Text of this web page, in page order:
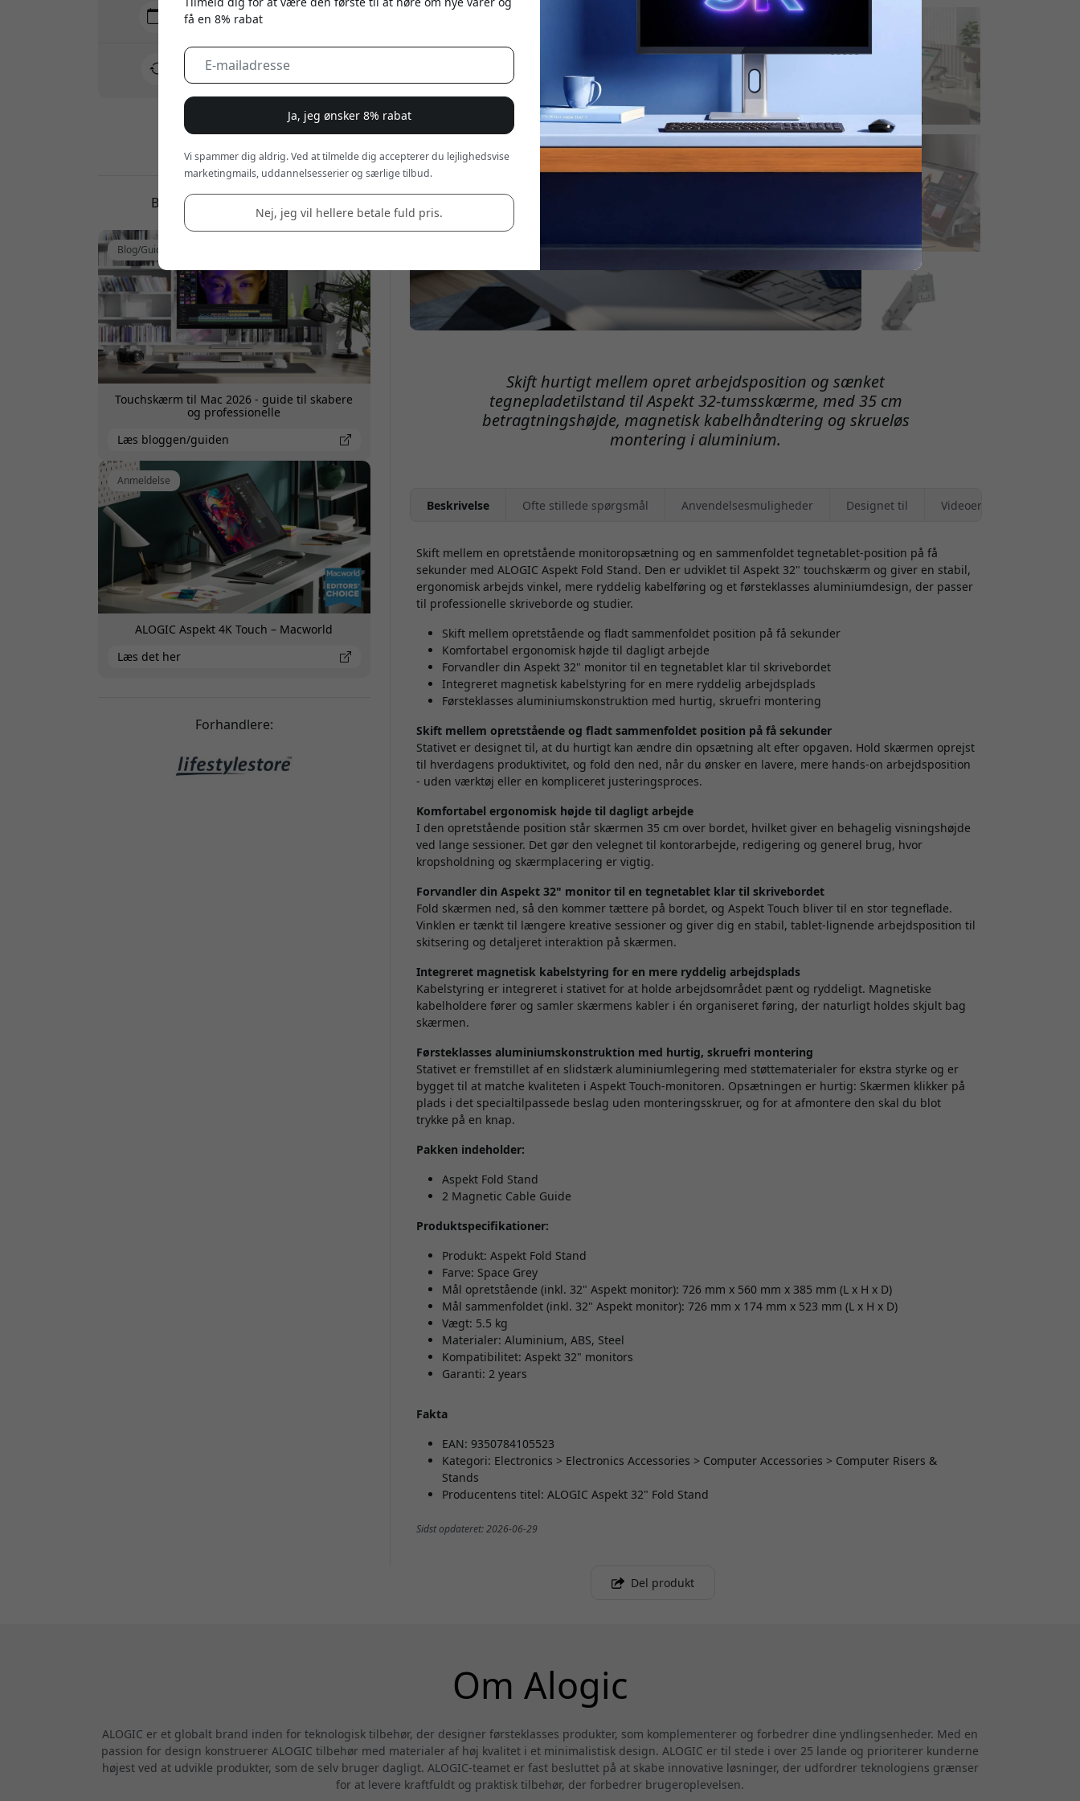
Skift hurtigt mellem opret arbejdsposition og sænket
tegnepladetilstand til Aspekt 32-tumsskærme, med 35 cm
betragtningshøjde, magnetisk kabelhåndtering og skrueløs
montering i aluminium.
Beskrivelse Ofte stillede spørgsmål Anvendelsesmuligheder Designet til Videoer
Skift mellem en opretstående monitoropsætning og en sammenfoldet tegnetablet-position på få
sekunder med ALOGIC Aspekt Fold Stand. Den er udviklet til Aspekt 32" touchskærm og giver en stabil,
ergonomisk arbejds vinkel, mere ryddelig kabelføring og et førsteklasses aluminiumdesign, der passer
til professionelle skriveborde og studier.
Skift mellem opretstående og fladt sammenfoldet position på få sekunder
Komfortabel ergonomisk højde til dagligt arbejde
Forvandler din Aspekt 32" monitor til en tegnetablet klar til skrivebordet
Integreret magnetisk kabelstyring for en mere ryddelig arbejdsplads
Førsteklasses aluminiumskonstruktion med hurtig, skruefri montering
Skift mellem opretstående og fladt sammenfoldet position på få sekunder
Stativet er designet til, at du hurtigt kan ændre din opsætning alt efter opgaven. Hold skærmen oprejst
til hverdagens produktivitet, og fold den ned, når du ønsker en lavere, mere hands-on arbejdsposition
- uden værktøj eller en kompliceret justeringsproces.
Komfortabel ergonomisk højde til dagligt arbejde
I den opretstående position står skærmen 35 cm over bordet, hvilket giver en behagelig visningshøjde
ved lange sessioner. Det gør den velegnet til kontorarbejde, redigering og generel brug, hvor
kropsholdning og skærmplacering er vigtig.
Forvandler din Aspekt 32" monitor til en tegnetablet klar til skrivebordet
Fold skærmen ned, så den kommer tættere på bordet, og Aspekt Touch bliver til en stor tegneflade.
Vinklen er tænkt til længere kreative sessioner og giver dig en stabil, tablet-lignende arbejdsposition til
skitsering og detaljeret interaktion på skærmen.
Integreret magnetisk kabelstyring for en mere ryddelig arbejdsplads
Kabelstyring er integreret i stativet for at holde arbejdsområdet pænt og ryddeligt. Magnetiske
kabelholdere fører og samler skærmens kabler i én organiseret føring, der naturligt holdes skjult bag
skærmen.
Førsteklasses aluminiumskonstruktion med hurtig, skruefri montering
Stativet er fremstillet af en slidstærk aluminiumlegering med støttematerialer for ekstra styrke og er
bygget til at matche kvaliteten i Aspekt Touch-monitoren. Opsætningen er hurtig: Skærmen klikker på
plads i det specialtilpassede beslag uden monteringsskruer, og for at afmontere den skal du blot
trykke på en knap.
Pakken indeholder:
Aspekt Fold Stand
2 Magnetic Cable Guide
Produktspecifikationer:
Produkt: Aspekt Fold Stand
Farve: Space Grey
Mål opretstående (inkl. 32" Aspekt monitor): 726 mm x 560 mm x 385 mm (L x H x D)
Mål sammenfoldet (inkl. 32" Aspekt monitor): 726 mm x 174 mm x 523 mm (L x H x D)
Vægt: 5.5 kg
Materialer: Aluminium, ABS, Steel
Kompatibilitet: Aspekt 32" monitors
Garanti: 2 years
Fakta
EAN: 9350784105523
Kategori: Electronics > Electronics Accessories > Computer Accessories > Computer Risers &
Stands
Producentens titel: ALOGIC Aspekt 32" Fold Stand
Sidst opdateret: 2026-06-29
Levering 7-11 august
Hurtig og sporbar levering
30 dages returret
Sikre betalinger med kryptering
Blog, guide og anmeldelser
Blog/Guide
Touchskærm til Mac 2026 - guide til skabere
og professionelle
Læs bloggen/guiden
Anmeldelse
ALOGIC Aspekt 4K Touch – Macworld
Læs det her
Forhandlere:
Del produkt
Om Alogic
ALOGIC er et globalt brand inden for teknologisk tilbehør, der designer førsteklasses produkter, som komplementerer og forbedrer dine yndlingsenheder. Med en
passion for design konstruerer ALOGIC tilbehør med materialer af høj kvalitet i et minimalistisk design. ALOGIC er til stede i over 25 lande og prioriterer kunderne
højest ved at udvikle produkter, som de selv bruger dagligt. ALOGIC-teamet er fast besluttet på at skabe innovative løsninger, der udfordrer teknologiens grænser
for at levere kraftfuldt og praktisk tilbehør, der forbedrer brugeroplevelsen.
få en 8% rabat
Ja, jeg ønsker 8% rabat
Vi spammer dig aldrig. Ved at tilmelde dig accepterer du lejlighedsvise
marketingmails, uddannelsesserier og særlige tilbud.
Nej, jeg vil hellere betale fuld pris.